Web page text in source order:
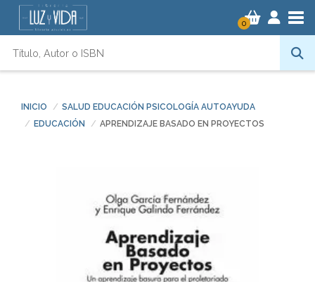
0
INICIO
SALUD EDUCACIÓN PSICOLOGÍA AUTOAYUDA
EDUCACIÓN
APRENDIZAJE BASADO EN PROYECTOS